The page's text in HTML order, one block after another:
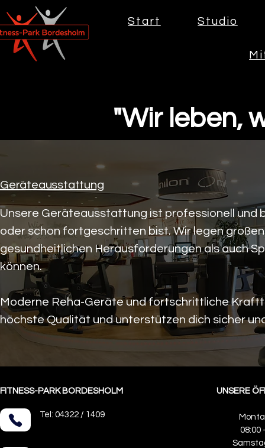
Start Studio
"Wir leben,
Geräteausstattung
​Unsere Geräteausstattung ist professionell und
oder schon fortgeschritten bist. Wir legen
gesundheitlichen Herausforderungen als auch
können.
Moderne Reha-Geräte und fortschrittliche
höchste Qualität und unterstützen dich sicher
FITNESS-PARK BORDESHOLM
Tel: 04322 / 1409
UNSERE
08:00